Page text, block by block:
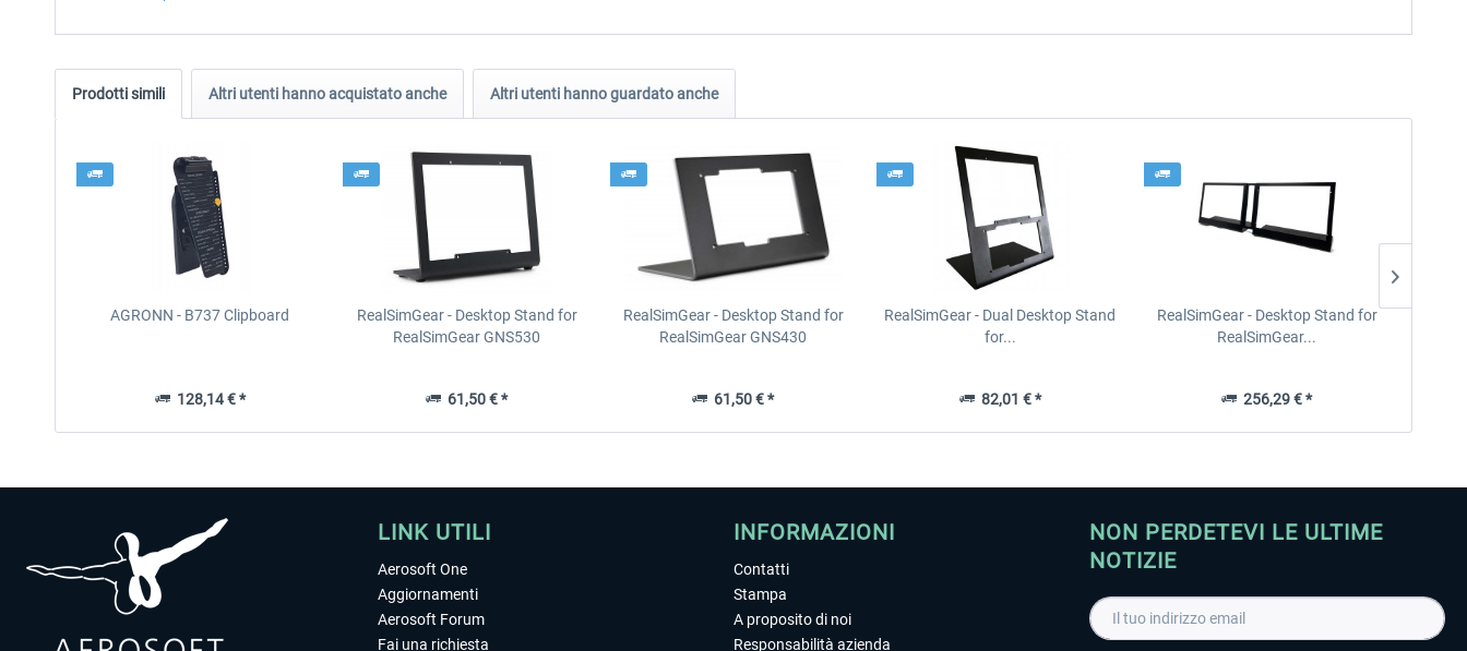
Prodotti simili Altri utenti hanno acquistato anche Altri utenti hanno guardato anche
AGRONN - B737 Clipboard
128,14 € *
RealSimGear - Desktop Stand for
RealSimGear GNS530
61,50 € *
RealSimGear - Desktop Stand for
RealSimGear GNS430
61,50 € *
RealSimGear - Dual Desktop Stand
for...
82,01 € *
RealSimGear - Desktop Stand for
RealSimGear...
256,29 € *
LINK UTILI
Aerosoft One
Aggiornamenti
Aerosoft Forum
Fai una richiesta
INFORMAZIONI
Contatti
Stampa
A proposito di noi
Responsabilità azienda
NON PERDETEVI LE ULTIME
NOTIZIE